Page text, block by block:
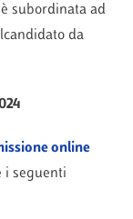
è subordinata ad
da
online
i seguenti